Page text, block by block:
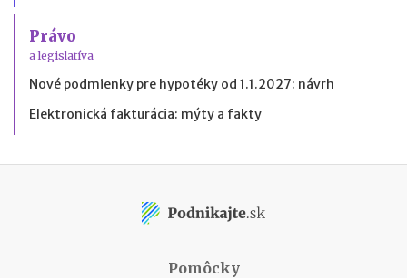
Právo
a legislatíva
Nové podmienky pre hypotéky od 1.1.2027: návrh
Elektronická fakturácia: mýty a fakty
Pomôcky